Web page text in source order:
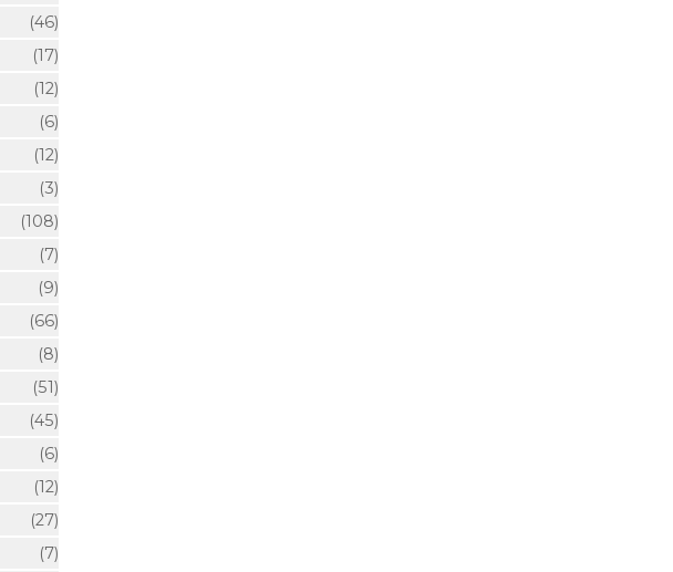
(46)
(17)
(12)
(6)
(12)
(3)
(108)
(7)
(9)
(66)
(8)
(51)
(45)
(6)
(12)
(27)
(7)